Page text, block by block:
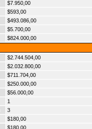
$7.950,00
$593,00
$493.086,00
$5.700,00
$824.000,00
$2.744.504,00
$2.032.800,00
$711.704,00
$250.000,00
$56.000,00
1
3
$180,00
$180,00